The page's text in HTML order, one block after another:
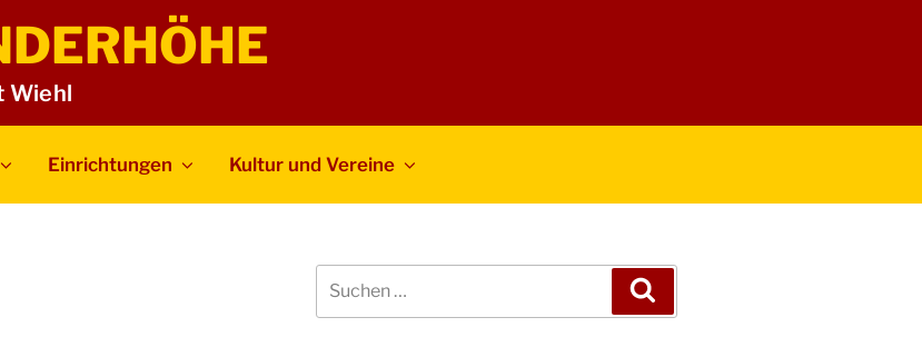
Wiehl
Einrichtungen Kultur und Vereine
nach: